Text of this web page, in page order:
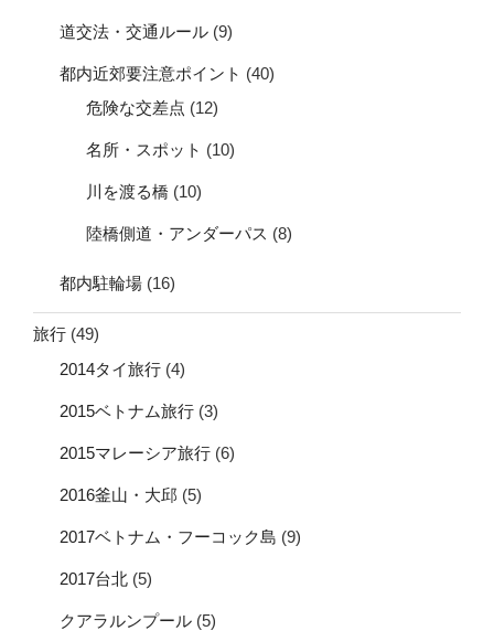
道交法・交通ルール (9)
都内近郊要注意ポイント (40)
危険な交差点 (12)
名所・スポット (10)
川を渡る橋 (10)
陸橋側道・アンダーパス (8)
都内駐輪場 (16)
旅行 (49)
2014タイ旅行 (4)
2015ベトナム旅行 (3)
2015マレーシア旅行 (6)
2016釜山・大邱 (5)
2017ベトナム・フーコック島 (9)
2017台北 (5)
クアラルンプール (5)